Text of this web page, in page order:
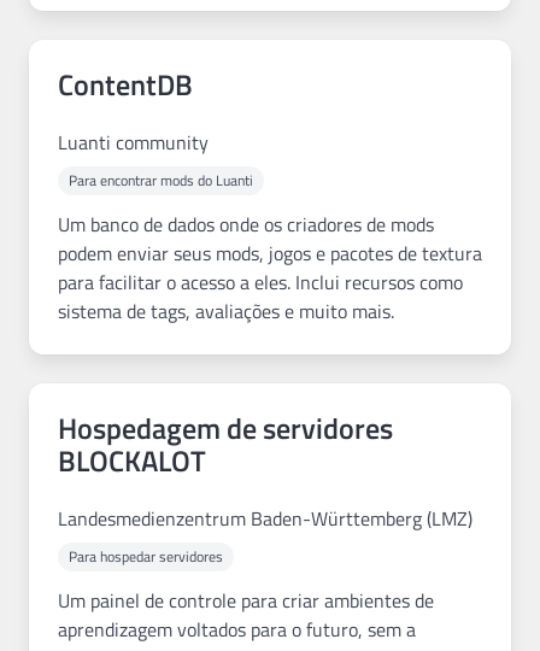
ContentDB
Luanti community
Para encontrar mods do Luanti
Um banco de dados onde os criadores de mods
podem enviar seus mods, jogos e pacotes de textura
para facilitar o acesso a eles. Inclui recursos como
sistema de tags, avaliações e muito mais.
Hospedagem de servidores
BLOCKALOT
Landesmedienzentrum Baden-Württemberg (LMZ)
Para hospedar servidores
Um painel de controle para criar ambientes de
aprendizagem voltados para o futuro, sem a